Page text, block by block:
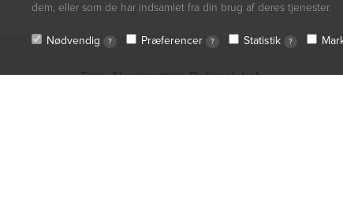
dem, eller som de har indsamlet fra din brug af deres tjenester.
Nødvendig ? Præferencer ? Statistik ?
Fyns Almennyttige Boligselskab